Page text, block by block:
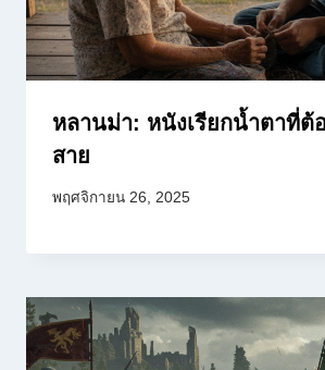
หลานม่า: หนังเรียกน้ำตาที่ต้
สาย
พฤศจิกายน 26, 2025